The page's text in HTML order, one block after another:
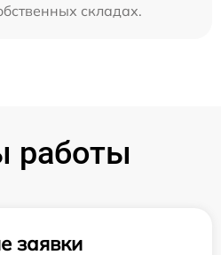
складах.
работы
заявки